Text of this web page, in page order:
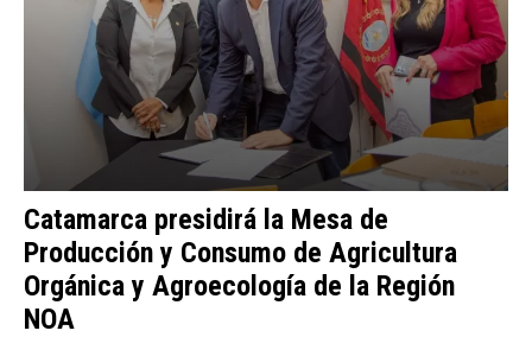
Catamarca presidirá la Mesa de
Producción y Consumo de Agricultura
Orgánica y Agroecología de la Región
NOA